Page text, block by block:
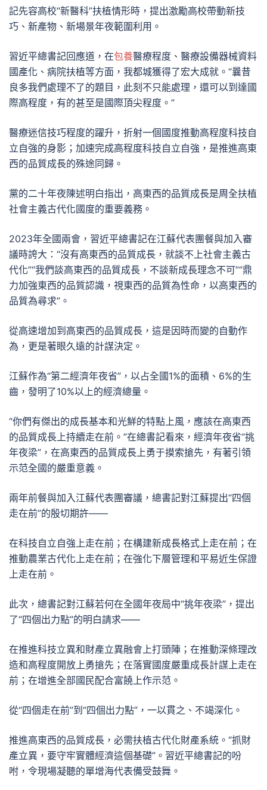
記先容高校“新醫科”扶植情形時，提出激勵高校帶動新技
巧、新產物、新場景年夜範圍利用。
習近平總書記回應道，在包養醫療程度、醫療設備器械資料
國產化、病院扶植等方面，我都城獲得了宏大成就。“曩昔
良多我們處理不了的題目，此刻不只能處理，還可以到達國
際高程度，有的甚至是國際頂尖程度。”
醫療迷信技巧程度的躍升，折射一個國度推動高程度科技自
立自強的身影；加速完成高程度科技自立自強，是推進高東
西的品質成長的殊途同歸。
黨的二十年夜陳述明白指出，高東西的品質成長是周全扶植
社會主義古代化國度的重要義務。
2023年全國兩會，習近平總書記在江蘇代表團餐與加入審
議時誇大：“沒有高東西的品質成長，就談不上社會主義古
代化”“我們談高東西的品質成長，不談新成長理念不可”“鼎
力加強東西的品質認識，視東西的品質為性命，以高東西的
品質為尋求”。
從高速增加到高東西的品質成長，這是因時而變的自動作
為，更是著眼久遠的計謀決定。
江蘇作為“第二經濟年夜省”，以占全國1%的面積、6%的生
齒，發明了10%以上的經濟總量。
“你們有傑出的成長基本和光鮮的特點上風，應該在高東西
的品質成長上持續走在前。”在總書記看來，經濟年夜省“挑
年夜梁”，在高東西的品質成長上勇于摸索搶先，有著引領
示范全國的嚴重意義。
兩年前餐與加入江蘇代表團審議，總書記對江蘇提出“四個
走在前”的殷切期許——
在科技自立自強上走在前；在構建新成長格式上走在前；在
推動農業古代化上走在前；在強化下層管理和平易近生保證
上走在前。
此次，總書記對江蘇若何在全國年夜局中“挑年夜梁”，提出
了“四個出力點”的明白請求——
在推進科技立異和財產立異融會上打頭陣；在推動深條理改
造和高程度開放上勇搶先；在落實國度嚴重成長計謀上走在
前；在增進全部國民配合富饒上作示范。
從“四個走在前”到“四個出力點”，一以貫之、不竭深化。
推進高東西的品質成長，必需扶植古代化財產系統。“抓財
產立異，要守牢實體經濟這個基礎”。習近平總書記的吩
咐，令現場凝聽的單增海代表備受鼓舞。